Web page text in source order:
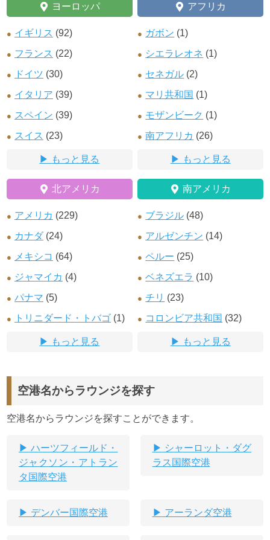
ヨーロッパ
イギリス (92)
フランス (22)
ドイツ (30)
イタリア (39)
スペイン (39)
スイス (23)
もっと見る
アフリカ
ガボン (1)
シエラレオネ (1)
セネガル (2)
マリ共和国 (1)
モザンビーク (1)
南アフリカ (26)
もっと見る
北アメリカ
アメリカ (229)
カナダ(24)
メキシコ (64)
ジャマイカ (4)
パナマ (5)
トリニダード・トバゴ (1)
もっと見る
南アメリカ
ブラジル (48)
アルゼンチン (14)
ペルー (25)
ベネズエラ (10)
チリ (23)
コロンビア共和国 (32)
もっと見る
空港名からラウンジを探す
空港名からラウンジを探すことができます。
ハーツフィールド・
ジャクソン・アトラン
タ国際空港
シャーロット・ダグ
ラス国際空港
デンバー国際空港 アーランダ空港